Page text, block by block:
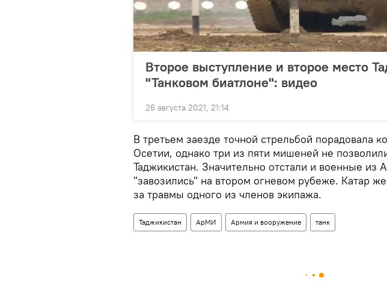
Второе выступление и второе место
"Танковом биатлоне": видео
26 августа 2021, 21:14
В третьем заезде точной стрельбой порадовала
Осетии, однако три из пяти мишеней не
Таджикистан. Значительно отстали и военные из
"завозились" на втором огневом рубеже. Катар
за травмы одного из членов экипажа.
Таджикистан АрМИ Армия и вооружение танк